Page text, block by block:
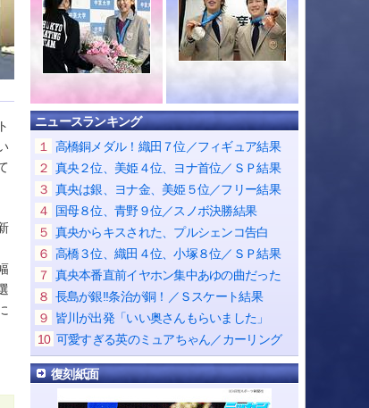
ニュースランキング
１
高橋銅メダル！織田７位／フィギュア結果
２ 真央２位、美姫４位、ヨナ首位／ＳＰ結果
３ 真央は銀、ヨナ金、美姫５位／フリー結果
４
国母８位、青野９位／スノボ決勝結果
５ 真央からキスされた、プルシェンコ告白
６ 高橋３位、織田４位、小塚８位／ＳＰ結果
７ 真央本番直前イヤホン集中あゆの曲だった
８ 長島が銀!!条治が銅！／Ｓスケート結果
９
皆川が出発「いい奥さんもらいました」
10 可愛すぎる英のミュアちゃん／カーリング
復刻紙面